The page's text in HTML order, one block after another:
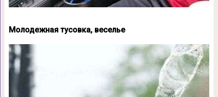
Молодежная тусовка, веселье